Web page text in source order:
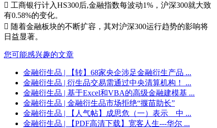
􀁺 工商银行计入HS300后,金融指数每波动1%，沪深300就大致
有0.58%的变化。
􀁺 随着金融板块的不断扩容，其对沪深300运行趋势的影响将
日益显著。
您可能感兴趣的文章
金融衍生品 | 【转】68家央企涉足金融衍生产品 ...
金融衍生品 | 衍生品交易需通过中央清算机构！ ...
金融衍生品 | 基于Excel和VBA的高级金融建模基 ...
金融衍生品 | 金融衍生品市场拒绝“揠苗助长”
金融衍生品 | 【人气帖】成思危（一）表示 中 ...
金融衍生品 | 【PDF高清下载】宽客人生---华尔 ...